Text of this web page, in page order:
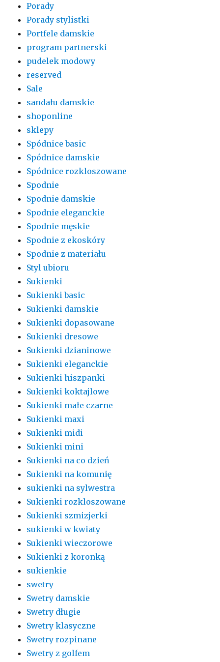
Porady
Porady stylistki
Portfele damskie
program partnerski
pudelek modowy
reserved
Sale
sandału damskie
shoponline
sklepy
Spódnice basic
Spódnice damskie
Spódnice rozkloszowane
Spodnie
Spodnie damskie
Spodnie eleganckie
Spodnie męskie
Spodnie z ekoskóry
Spodnie z materiału
Styl ubioru
Sukienki
Sukienki basic
Sukienki damskie
Sukienki dopasowane
Sukienki dresowe
Sukienki dzianinowe
Sukienki eleganckie
Sukienki hiszpanki
Sukienki koktajlowe
Sukienki małe czarne
Sukienki maxi
Sukienki midi
Sukienki mini
Sukienki na co dzień
Sukienki na komunię
sukienki na sylwestra
Sukienki rozkloszowane
Sukienki szmizjerki
sukienki w kwiaty
Sukienki wieczorowe
Sukienki z koronką
sukienkie
swetry
Swetry damskie
Swetry długie
Swetry klasyczne
Swetry rozpinane
Swetry z golfem